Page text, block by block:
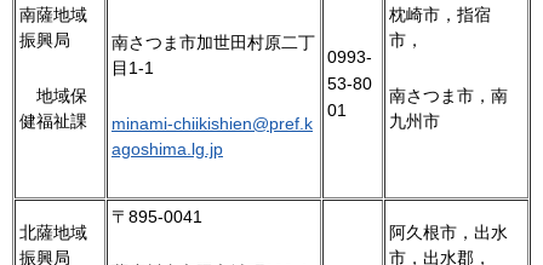
南薩地域
振興局
地域保
健福祉課
南さつま市加世田村原二丁
目1-1
minami-chiikishien@pref.k
agoshima.lg.jp
0993-
53-80
01
枕崎市，指宿
市，
南さつま市，南
九州市
北薩地域
振興局
〒895-0041
阿久根市，出水
市，出水郡，